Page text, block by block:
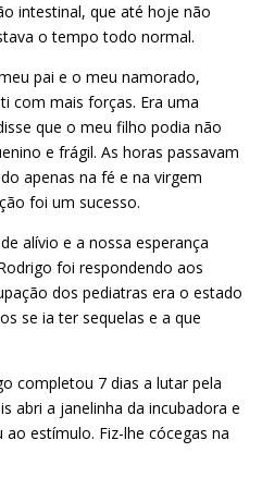
intestinal, que até hoje não
o tempo todo normal.
pai e o meu namorado,
com mais forças. Era uma
que o meu filho podia não
e frágil. As horas passavam
apenas na fé e na virgem
foi um sucesso.
alívio e a nossa esperança
foi respondendo aos
dos pediatras era o estado
se ia ter sequelas e a que
completou 7 dias a lutar pela
abri a janelinha da incubadora e
estímulo. Fiz-lhe cócegas na